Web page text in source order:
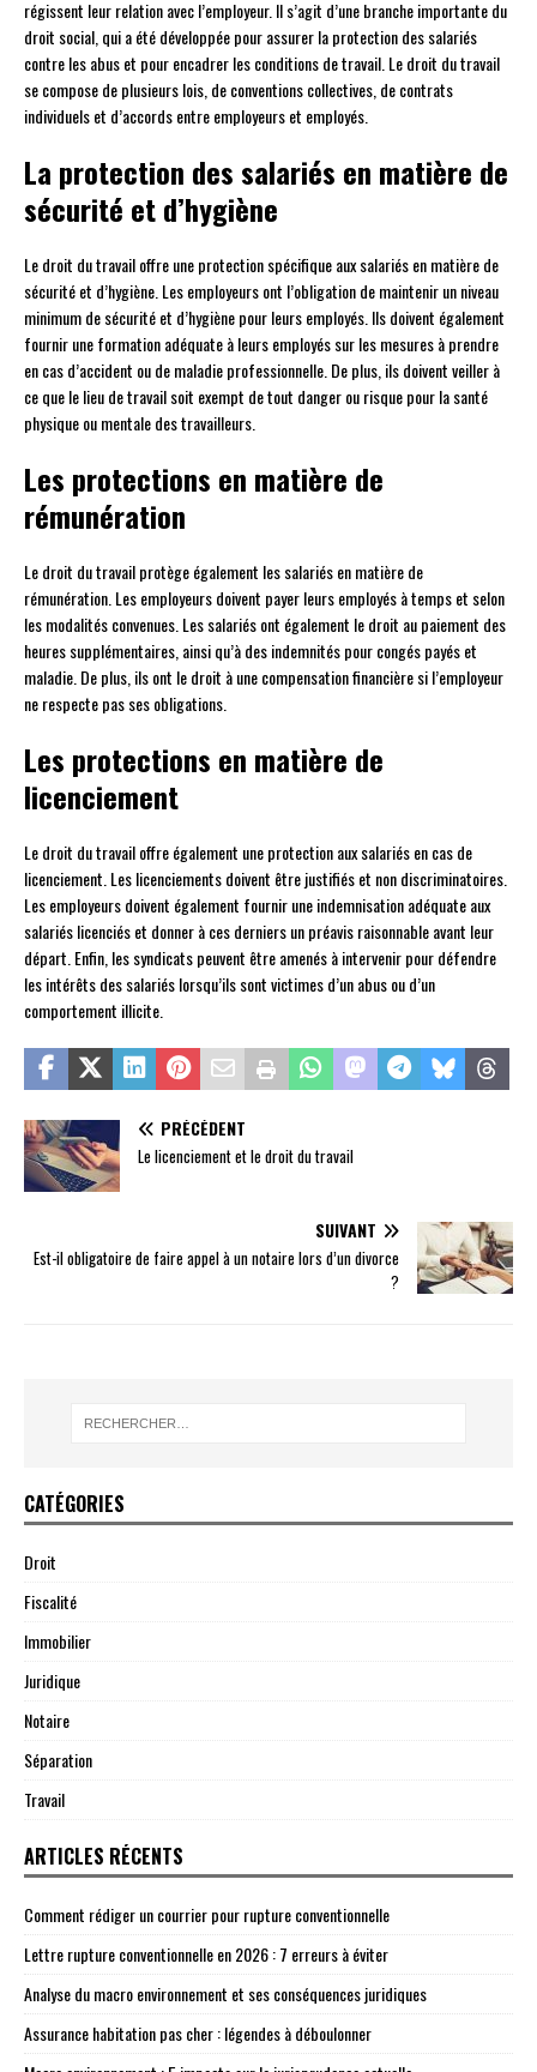
régissent leur relation avec l’employeur. Il s’agit d’une branche importante du
droit social, qui a été développée pour assurer la protection des salariés
contre les abus et pour encadrer les conditions de travail. Le droit du travail
se compose de plusieurs lois, de conventions collectives, de contrats
individuels et d’accords entre employeurs et employés.
La protection des salariés en matière de
sécurité et d’hygiène
Le droit du travail offre une protection spécifique aux salariés en matière de
sécurité et d’hygiène. Les employeurs ont l’obligation de maintenir un niveau
minimum de sécurité et d’hygiène pour leurs employés. Ils doivent également
fournir une formation adéquate à leurs employés sur les mesures à prendre
en cas d’accident ou de maladie professionnelle. De plus, ils doivent veiller à
ce que le lieu de travail soit exempt de tout danger ou risque pour la santé
physique ou mentale des travailleurs.
Les protections en matière de
rémunération
Le droit du travail protège également les salariés en matière de
rémunération. Les employeurs doivent payer leurs employés à temps et selon
les modalités convenues. Les salariés ont également le droit au paiement des
heures supplémentaires, ainsi qu’à des indemnités pour congés payés et
maladie. De plus, ils ont le droit à une compensation financière si l’employeur
ne respecte pas ses obligations.
Les protections en matière de
licenciement
Le droit du travail offre également une protection aux salariés en cas de
licenciement. Les licenciements doivent être justifiés et non discriminatoires.
Les employeurs doivent également fournir une indemnisation adéquate aux
salariés licenciés et donner à ces derniers un préavis raisonnable avant leur
départ. Enfin, les syndicats peuvent être amenés à intervenir pour défendre
les intérêts des salariés lorsqu’ils sont victimes d’un abus ou d’un
comportement illicite.
PRÉCÉDENT
Le licenciement et le droit du travail
SUIVANT
Est-il obligatoire de faire appel à un notaire lors d’un divorce
?
CATÉGORIES
Droit
Fiscalité
Immobilier
Juridique
Notaire
Séparation
Travail
ARTICLES RÉCENTS
Comment rédiger un courrier pour rupture conventionnelle
Lettre rupture conventionnelle en 2026 : 7 erreurs à éviter
Analyse du macro environnement et ses conséquences juridiques
Assurance habitation pas cher : légendes à déboulonner